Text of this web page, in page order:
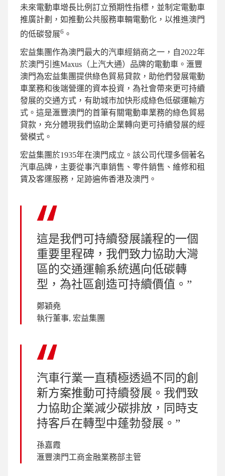
未來電動車增長比例訂立預期性指標，並制定電動車
推廣計劃，如推動公共服務車輛電動化，以推進澳門
的低碳發展6 。
宏益集團作為澳門最大的汽車經銷商之一，自2022年
於澳門引進Maxus（上汽大通）品牌的電動車。滙豐
澳門為宏益集團提供綠色貿易貸款，助他們發展電動
車業務和後端營運的資本投資，為社會帶來更可持續
發展的交通方式，有助城市加快形成綠色低碳運輸方
式。這是滙豐澳門的首筆有關電動車業務的綠色貿易
貸款，充分體現我們協助企業轉向更可持續發展的經
營模式。
宏益集團於1935年在澳門成立。該公司代理多個著名
汽車品牌，主要從事汽車銷售、零件銷售、維修和租
賃及客運服務，足跡遍佈香港及澳門。
這是我們可持續發展議程的一個
重要里程碑，我們致力協助大灣
區的交通運輸系統邁向低碳轉
型，為社區創造可持續價值。
鄭穎堯
執行董事, 宏益集團
汽車行業一直積極透過不同的創
新方案推動可持續發展。我們致
力協助企業減少碳排放，同時支
持客戶在轉型中蓬勃發展。
孫嘉霞
滙豐澳門工商金融業務部主管